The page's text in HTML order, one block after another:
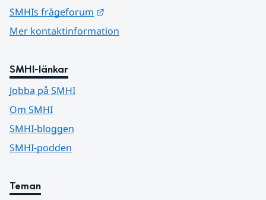
SMHIs frågeforum
Mer kontaktinformation
SMHI-länkar
Jobba på SMHI
Om SMHI
SMHI-bloggen
SMHI-podden
Teman